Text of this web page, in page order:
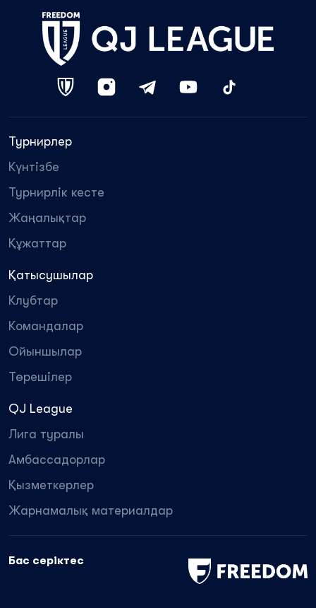
Турнирлер
Күнтізбе
Турнирлік кесте
Жаңалықтар
Құжаттар
Қатысушылар
Клубтар
Командалар
Ойыншылар
Төрешілер
QJ League
Лига туралы
Амбассадорлар
Қызметкерлер
Жарнамалық материалдар
Бас серіктес